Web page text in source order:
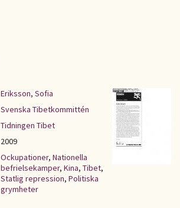
Eriksson, Sofia
Svenska Tibetkommittén
Tidningen Tibet
2009
Ockupationer, Nationella
befrielsekamper, Kina, Tibet,
Statlig repression, Politiska
grymheter